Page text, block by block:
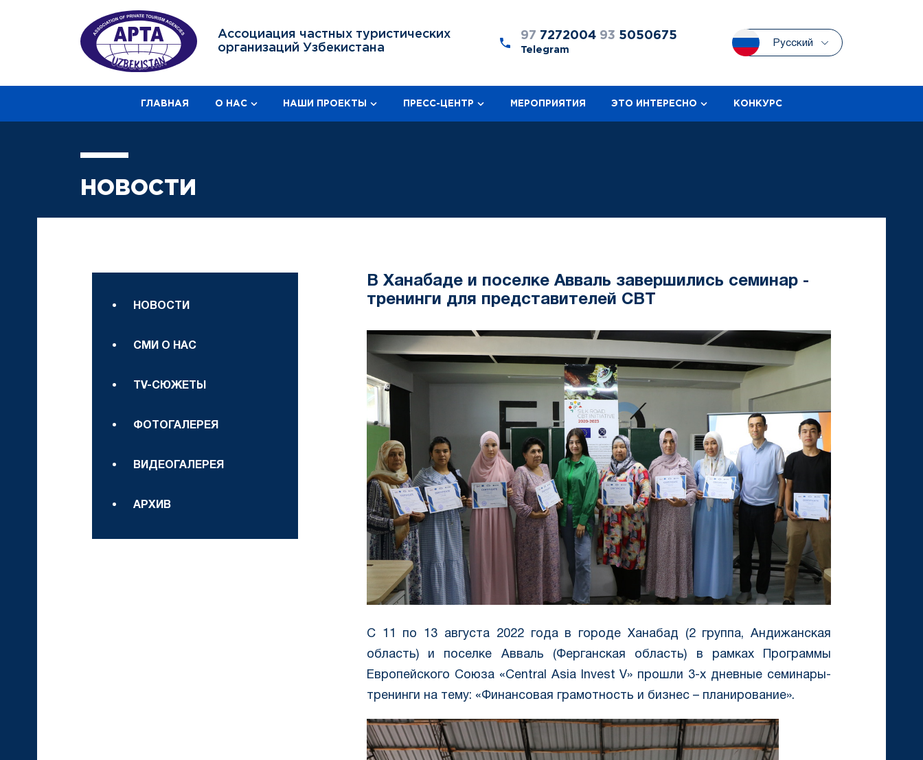
Ассоциация частных туристических
организаций Узбекистана
97 7272004 93 5050675
Telegram
Русский
ГЛАВНАЯ О НАС НАШИ ПРОЕКТЫ ПРЕСС-ЦЕНТР МЕРОПРИЯТИЯ ЭТО ИНТЕРЕСНО КОНКУРС
НОВОСТИ
НОВОСТИ
СМИ О НАС
TV-СЮЖЕТЫ
ФОТОГАЛЕРЕЯ
ВИДЕОГАЛЕРЕЯ
АРХИВ
В Ханабаде и поселке Авваль завершились семинар -
тренинги для представителей CBT
С 11 по 13 августа 2022 года в городе Ханабад (2 группа, Андижанская
область) и поселке Авваль (Ферганская область) в рамках Программы
Европейского Союза «Central Asia Invest V» прошли 3-х дневные семинары-
тренинги на тему: «Финансовая грамотность и бизнес – планирование».